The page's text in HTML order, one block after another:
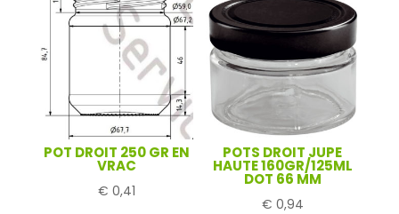
POT DROIT 250 GR EN
VRAC
€ 0,41
POTS DROIT JUPE
HAUTE 160GR/125ML
DOT 66 MM
€ 0,94